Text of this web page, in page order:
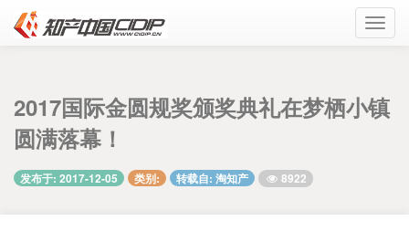
2017国际金圆规奖颁奖典礼在梦栖小镇
圆满落幕！
发布于: 2017-12-05 类别: 转载自: 淘知产 8922